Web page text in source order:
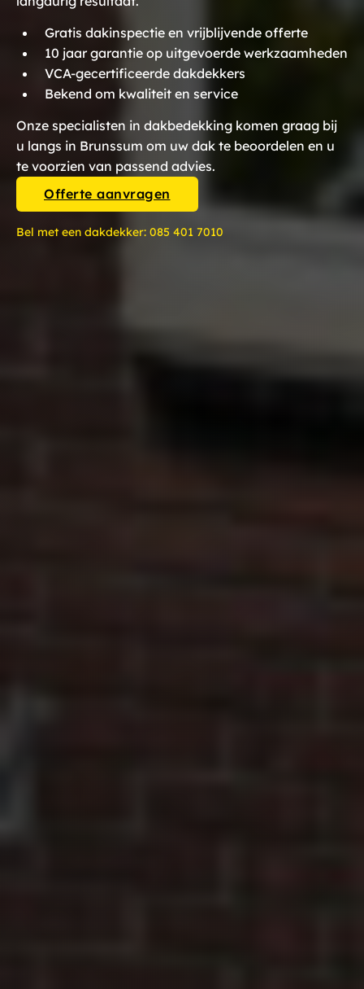
Gratis dakinspectie en vrijblijvende offerte
10 jaar garantie op uitgevoerde werkzaamheden
VCA-gecertificeerde dakdekkers
Bekend om kwaliteit en service
Onze specialisten in dakbedekking komen graag bij
u langs in Brunssum om uw dak te beoordelen en u
te voorzien van passend advies.
Offerte aanvragen
Bel met een dakdekker: 085 401 7010